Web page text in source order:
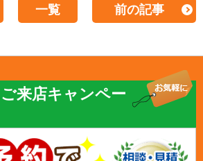
一覧 前の記事
来店キャンペー